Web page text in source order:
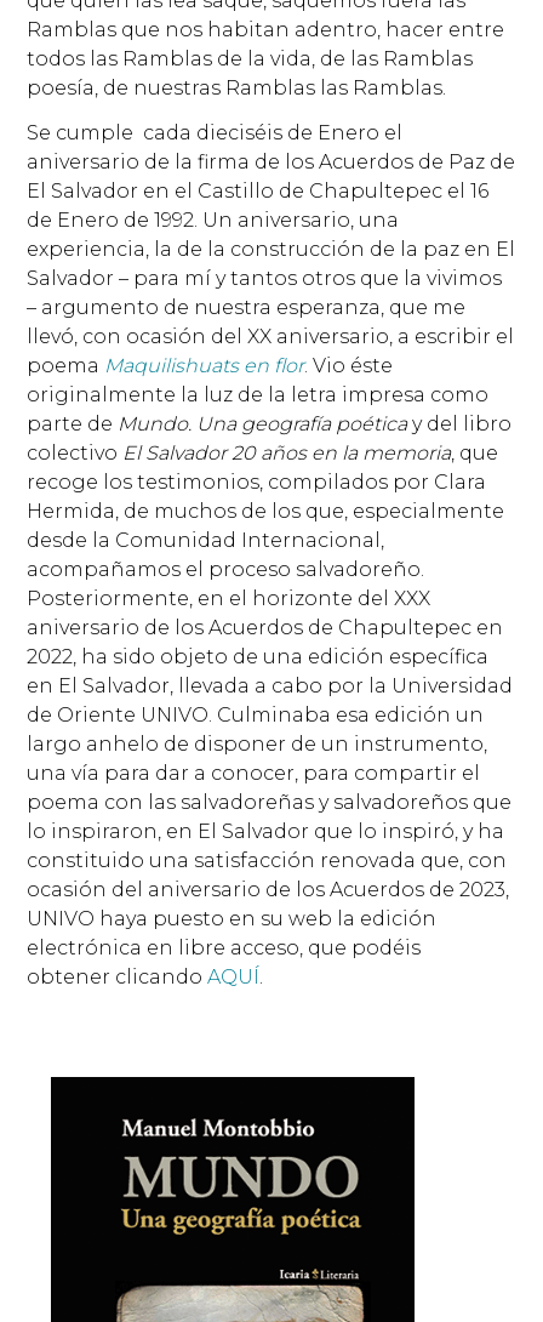
Ramblas que nos habitan adentro, hacer entre
todos las Ramblas de la vida, de las Ramblas
poesía, de nuestras Ramblas las Ramblas.
Se cumple cada dieciséis de Enero el
aniversario de la firma de los Acuerdos de Paz de
El Salvador en el Castillo de Chapultepec el 16
de Enero de 1992. Un aniversario, una
experiencia, la de la construcción de la paz en El
Salvador – para mí y tantos otros que la vivimos
– argumento de nuestra esperanza, que me
llevó, con ocasión del XX aniversario, a escribir el
poema Maquilishuats en flor. Vio éste
originalmente la luz de la letra impresa como
parte de Mundo. Una geografía poéticay del libro
colectivo El Salvador 20 años en la memoria, que
recoge los testimonios, compilados por Clara
Hermida, de muchos de los que, especialmente
desde la Comunidad Internacional,
acompañamos el proceso salvadoreño.
Posteriormente, en el horizonte del XXX
aniversario de los Acuerdos de Chapultepec en
2022, ha sido objeto de una edición específica
en El Salvador, llevada a cabo por la Universidad
de Oriente UNIVO. Culminaba esa edición un
largo anhelo de disponer de un instrumento,
una vía para dar a conocer, para compartir el
poema con las salvadoreñas y salvadoreños que
lo inspiraron, en El Salvador que lo inspiró, y ha
constituido una satisfacción renovada que, con
ocasión del aniversario de los Acuerdos de 2023,
UNIVO haya puesto en su web la edición
electrónica en libre acceso, que podéis
obtener clicandoAQUÍ.